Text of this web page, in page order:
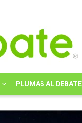
PLUMAS AL DEBATE